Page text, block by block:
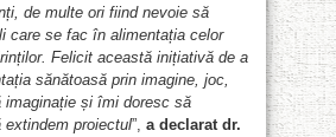
de multe ori fiind nevoie să
care se fac în alimentația celor
Felicit această inițiativă de a
sănătoasă prin imagine, joc,
imaginație și îmi doresc să
proiectul”, a declarat dr.